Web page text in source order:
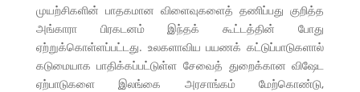
முயற்சிகளின் பாதகமான விளைவுகளைத் தணிப்பது குறித்த
அங்காரா பிரகடனம் இந்தக் கூட்டத்தின் போது
ஏற்றுக்கொள்ளப்பட்டது. உலகளாவிய பயணக் கட்டுப்பாடுகளால்
கடுமையாக பாதிக்கப்பட்டுள்ள சேவைத் துறைக்கான விஷேட
ஏற்பாடுகளை இலங்கை அரசாங்கம் மேற்கொண்டு,